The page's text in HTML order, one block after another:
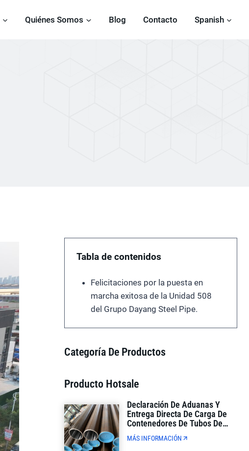
Quiénes Somos Blog Contacto Spanish
Tabla de contenidos
Felicitaciones por la puesta en
marcha exitosa de la Unidad 508
del Grupo Dayang Steel Pipe.
Categoría De Productos
Producto Hotsale
Declaración De Aduanas Y
Entrega Directa De Carga De
Contenedores De Tubos De
Petróleo API De Comercio
Exterior De Ventanilla Única
MÁS INFORMACIÓN